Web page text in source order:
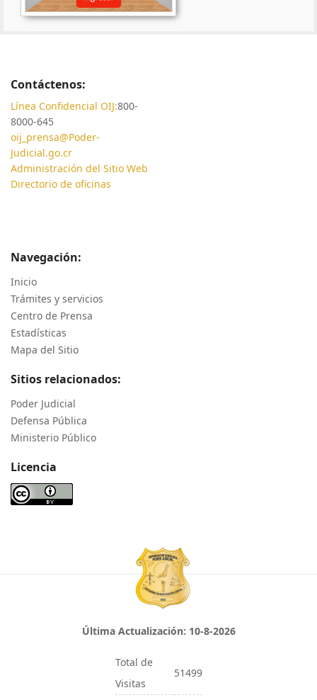
Contáctenos:
Línea Confidencial OIJ:800-
8000-645
oij_prensa@Poder-
Judicial.go.cr
Administración del Sitio Web
Directorio de oficinas
Navegación:
Inicio
Trámites y servicios
Centro de Prensa
Estadísticas
Mapa del Sitio
Sitios relacionados:
Poder Judicial
Defensa Pública
Ministerio Público
Licencia
Última Actualización: 10-8-2026
Total de
Visitas
51499